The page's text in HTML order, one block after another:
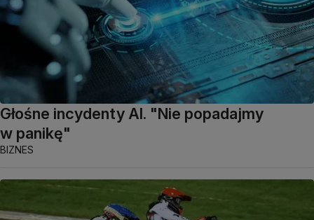
Głośne incydenty AI. "Nie popadajmy
w panikę"
BIZNES